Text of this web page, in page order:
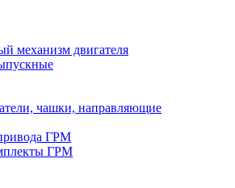
механизм двигателя
чашки, направляющие
ГРМ
ГРМ